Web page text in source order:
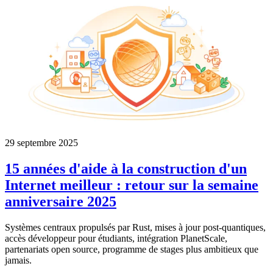
29 septembre 2025
15 années d'aide à la construction d'un
Internet meilleur : retour sur la semaine
anniversaire 2025
Systèmes centraux propulsés par Rust, mises à jour post-quantiques,
accès développeur pour étudiants, intégration PlanetScale,
partenariats open source, programme de stages plus ambitieux que
jamais.